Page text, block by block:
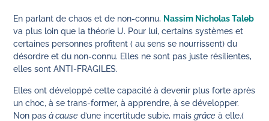
En parlant de chaos et de non-connu, Nassim Nicholas Taleb
va plus loin que la théorie U. Pour lui, certains systèmes et
certaines personnes profitent ( au sens se nourrissent) du
désordre et du non-connu. Elles ne sont pas juste résilientes,
elles sont ANTI-FRAGILES.
Elles ont développé cette capacité à devenir plus forte après
un choc, à se trans-former, à apprendre, à se développer.
Non pasà cause d’une incertitude subie, maisgrâce à elle.(